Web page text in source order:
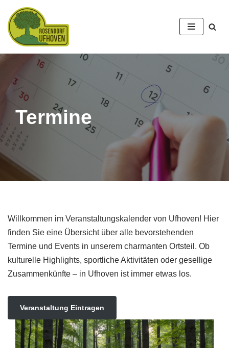
Zum
Inhalt
springen
Termine
Willkommen im Veranstaltungskalender von Ufhoven! Hier
finden Sie eine Übersicht über alle bevorstehenden
Termine und Events in unserem charmanten Ortsteil. Ob
kulturelle Highlights, sportliche Aktivitäten oder gesellige
Zusammenkünfte – in Ufhoven ist immer etwas los.
Veranstaltung Eintragen